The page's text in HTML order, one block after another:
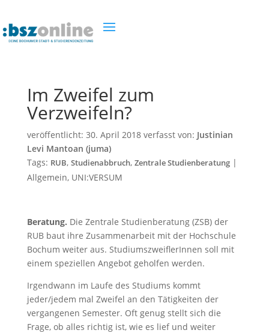
Im Zweifel zum
Verzweifeln?
veröffentlicht: 30. April 2018verfasst von: Justinian
Levi Mantoan (juma)
Tags: RUB, Studienabbruch, Zentrale Studienberatung|
Allgemein, UNI:VERSUM
Beratung. Die Zentrale Studienberatung (ZSB) der
RUB baut ihre Zusammenarbeit mit der Hochschule
Bochum weiter aus. StudiumszweiflerInnen soll mit
einem speziellen Angebot geholfen werden.
Irgendwann im Laufe des Studiums kommt
jeder/jedem mal Zweifel an den Tätigkeiten der
vergangenen Semester. Oft genug stellt sich die
Frage, ob alles richtig ist, wie es lief und weiter